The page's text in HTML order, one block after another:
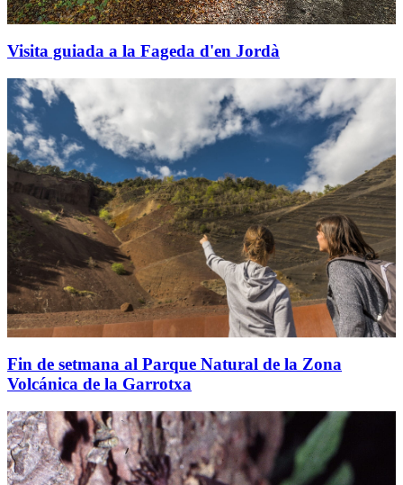
Visita guiada a la Fageda d'en Jordà
Fin de setmana al Parque Natural de la Zona
Volcánica de la Garrotxa